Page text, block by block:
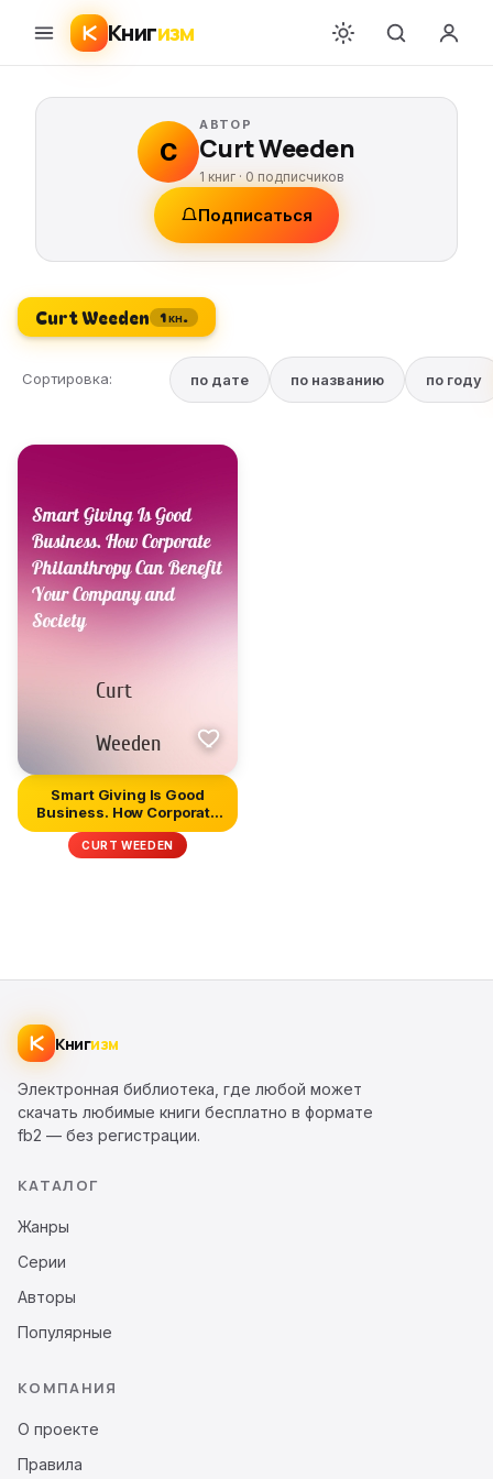
Книгизм
C
АВТОР
Curt Weeden
1 книг ·0 подписчиков
Подписаться
Curt Weeden 1 кн.
Сортировка: по дате по названию по году
Smart Giving Is Good
Business. How Corporate
Phila...
CURT WEEDEN
Книгизм
Электронная библиотека, где любой может
скачать любимые книги бесплатно в формате
fb2 — без регистрации.
КАТАЛОГ
Жанры
Серии
Авторы
Популярные
КОМПАНИЯ
О проекте
Правила